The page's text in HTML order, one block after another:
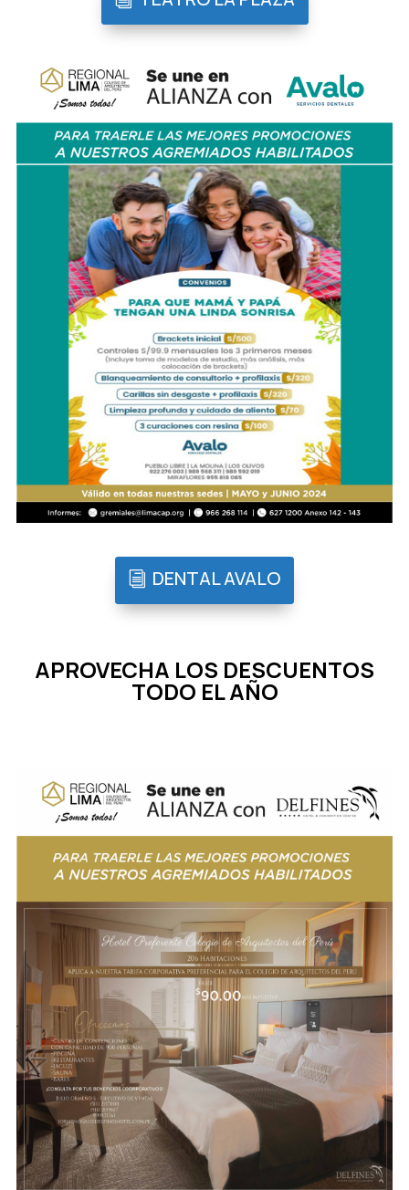
DENTAL AVALO
APROVECHA LOS DESCUENTOS
TODO EL AÑO